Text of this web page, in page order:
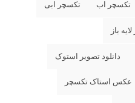
تکسچر اب تکسچر ابی
باز
دانلود تصویر استوک
عکس استاک تکسچر